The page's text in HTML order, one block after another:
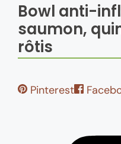
Bowl anti-
saumon,
rôtis
Pinterest